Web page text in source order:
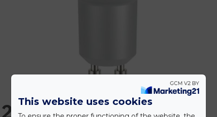
2.896 Ft
This website uses cookies